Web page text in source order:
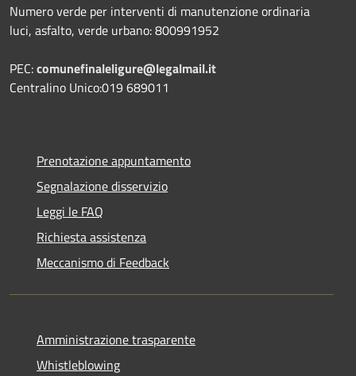
Numero verde per interventi di manutenzione ordinaria
luci, asfalto, verde urbano: 800991952
PEC:comunefinaleligure@legalmail.it
Centralino Unico:019 689011
Prenotazione appuntamento
Segnalazione disservizio
Leggi le FAQ
Richiesta assistenza
Meccanismo di Feedback
Amministrazione trasparente
Whistleblowing